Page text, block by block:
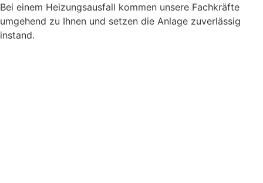
Bei einem Heizungsausfall kommen unsere Fachkräfte
umgehend zu Ihnen und setzen die Anlage zuverlässig
instand.